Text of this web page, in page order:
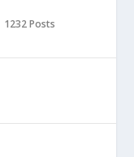
1232 Posts